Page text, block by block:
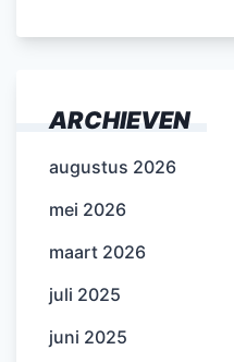
ARCHIEVEN
augustus 2026
mei 2026
maart 2026
juli 2025
juni 2025